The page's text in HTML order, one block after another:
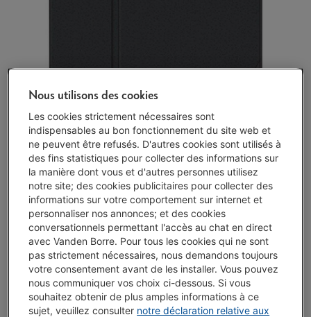
Disponible -Voir le stock
€ 29,99
J'achète
Comparer
Nous utilisons des cookies
Les cookies strictement nécessaires sont
indispensables au bon fonctionnement du site web et
ne peuvent être refusés. D'autres cookies sont utilisés à
des fins statistiques pour collecter des informations sur
la manière dont vous et d'autres personnes utilisez
notre site; des cookies publicitaires pour collecter des
informations sur votre comportement sur internet et
personnaliser nos annonces; et des cookies
conversationnels permettant l'accès au chat en direct
avec Vanden Borre. Pour tous les cookies qui ne sont
pas strictement nécessaires, nous demandons toujours
votre consentement avant de les installer. Vous pouvez
nous communiquer vos choix ci-dessous. Si vous
souhaitez obtenir de plus amples informations à ce
sujet, veuillez consulter notre déclaration relative aux